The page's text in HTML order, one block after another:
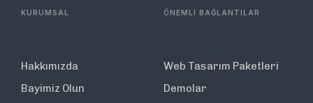
KURUMSAL
Hakkımızda
Bayimiz Olun
ÖNEMLİ BAĞLANTILAR
Web Tasarım Paketleri
Demolar